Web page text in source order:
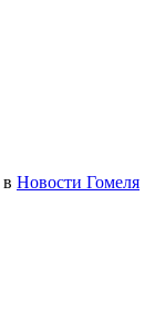
в Новости Гомеля